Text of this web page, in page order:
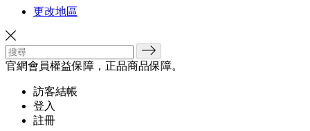
更改地區
官網會員權益保障，正品商品保障。
訪客結帳
登入
註冊